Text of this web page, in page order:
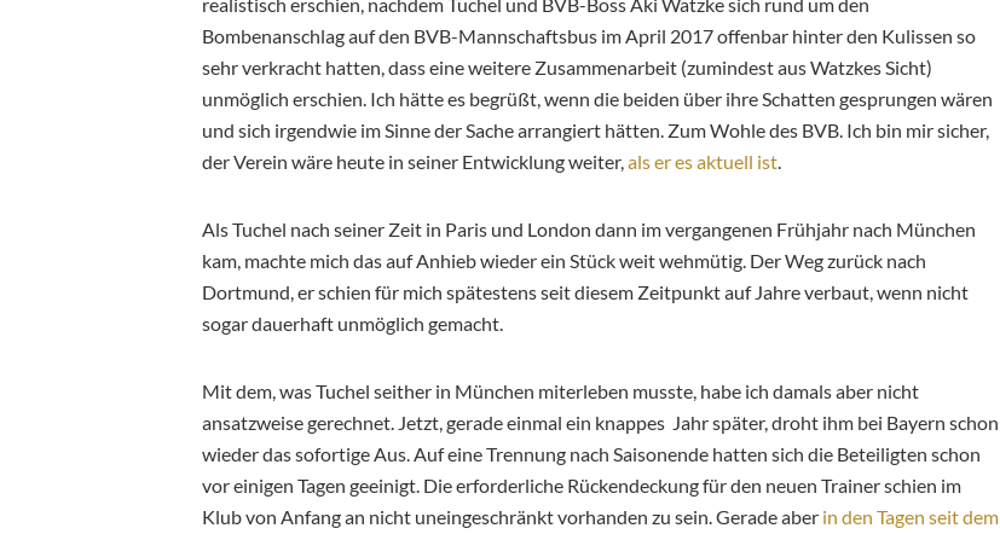
Bombenanschlag auf den BVB-Mannschaftsbus im April 2017 offenbar hinter den Kulissen so
sehr verkracht hatten, dass eine weitere Zusammenarbeit (zumindest aus Watzkes Sicht)
unmöglich erschien. Ich hätte es begrüßt, wenn die beiden über ihre Schatten gesprungen wären
und sich irgendwie im Sinne der Sache arrangiert hätten. Zum Wohle des BVB. Ich bin mir sicher,
der Verein wäre heute in seiner Entwicklung weiter,als er es aktuell ist.
Als Tuchel nach seiner Zeit in Paris und London dann im vergangenen Frühjahr nach München
kam, machte mich das auf Anhieb wieder ein Stück weit wehmütig. Der Weg zurück nach
Dortmund, er schien für mich spätestens seit diesem Zeitpunkt auf Jahre verbaut, wenn nicht
sogar dauerhaft unmöglich gemacht.
Mit dem, was Tuchel seither in München miterleben musste, habe ich damals aber nicht
ansatzweise gerechnet. Jetzt, gerade einmal ein knappes Jahr später, droht ihm bei Bayern schon
wieder das sofortige Aus. Auf eine Trennung nach Saisonende hatten sich die Beteiligten schon
vor einigen Tagen geeinigt. Die erforderliche Rückendeckung für den neuen Trainer schien im
Klub von Anfang an nicht uneingeschränkt vorhanden zu sein. Gerade aber in den Tagen seit dem